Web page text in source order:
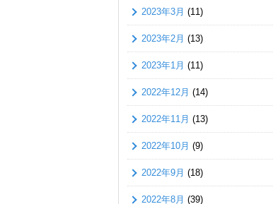
2023年3月 (11)
2023年2月 (13)
2023年1月 (11)
2022年12月 (14)
2022年11月 (13)
2022年10月 (9)
2022年9月 (18)
2022年8月 (39)